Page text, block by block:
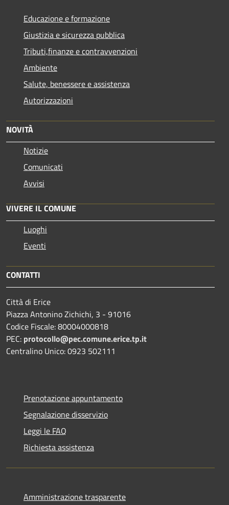
Educazione e formazione
Giustizia e sicurezza pubblica
Tributi,finanze e contravvenzioni
Ambiente
Salute, benessere e assistenza
Autorizzazioni
NOVITÀ
Notizie
Comunicati
Avvisi
VIVERE IL COMUNE
Luoghi
Eventi
CONTATTI
Città di Erice
Piazza Antonino Zichichi, 3 - 91016
Codice Fiscale: 80004000818
PEC: protocollo@pec.comune.erice.tp.it
Centralino Unico: 0923 502111
Prenotazione appuntamento
Segnalazione disservizio
Leggi le FAQ
Richiesta assistenza
Amministrazione trasparente